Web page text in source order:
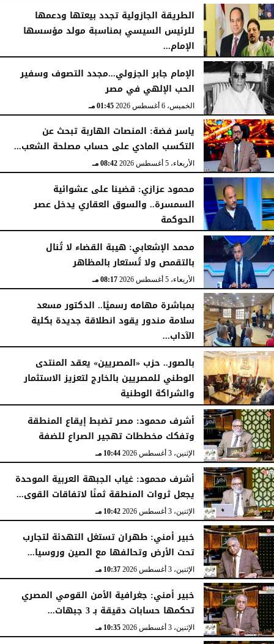
الخميس، 6 أغسطس 2026
الطريقة الجازولية تجدد بيعتها ودعمها
للرئيس السيسي بمناسبة مولد مؤسسها
الإمام...
الخميس، 6 أغسطس 2026
الإمام جابر الجزولي...مجدد التصوف وسفير
الحب الإلهي في مصر
الخميس، 6 أغسطس 2026 01:45 مـ
ياسر فضة: المنصات الهاربة تبحث عن
التكسب المادي على حساب مصلحة الشعب...
الأربعاء، 5 أغسطس 2026 08:42 مـ
محمود عزازي: قضينا على عشوائية
السمسرة.. والسوق العقاري يدخل عصر
الحوكمة
الأربعاء، 5 أغسطس 2026
محمد الإشعابي: هيبة القضاء لا تُنال
بالتقمص ولا تُستعار بالمظاهر
الأربعاء، 5 أغسطس 2026 08:17 مـ
بمباشرة مهامه رسميًا.. الدكتور مسعد
سلامة مندور يقود انطلاقة جديدة بكلية
الآداب...
الأربعاء، 5 أغسطس 2026
بالصور.. حزب «المصريين» يعقد المنتدى
الوطني للمصريين بالخارج لتعزيز الاستثمار
والشراكة الوطنية
الثلاثاء، 4 أغسطس 2026
أشرف محمود: مصر تضبط إيقاع المنطقة
وتفكك مخططات تهجير الصراع للضفة
الإثنين، 3 أغسطس 2026 10:44 مـ
أشرف محمود: غياب الجبهة العربية الموحدة
يجعل ثروات المنطقة ثمنًا لاتفاقات القوى...
الإثنين، 3 أغسطس 2026 10:42 مـ
خبير أمني: طهران تستغل التهدئة لتجارب
تحت الأرض وتحالفها مع الصين وروسيا...
الإثنين، 3 أغسطس 2026 10:37 مـ
خبير أمني: جغرافية الأمن القومي المصري
تحكمها حسابات دقيقة بـ 3 جبهات...
الإثنين، 3 أغسطس 2026 10:35 مـ